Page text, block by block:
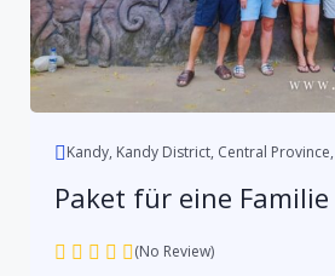
Kandy, Kandy District, Central
Paket für eine Familie
(No Review)